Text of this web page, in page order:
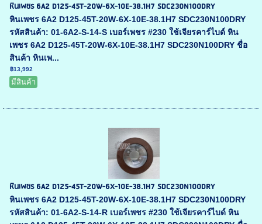
หินเพชร 6A2 D125-45T-20W-6X-10E-38.1H7 SDC230N100DRY
หินเพชร 6A2 D125-45T-20W-6X-10E-38.1H7 SDC230N100DRY
รหัสสินค้า: 01-6A2-S-14-S เบอร์เพชร #230 ใช้เจียรคาร์ไบด์ หิน
เพชร 6A2 D125-45T-20W-6X-10E-38.1H7 SDC230N100DRY ชื่อ
สินค้า หินเพ...
฿13,992
มีสินค้า
หินเพชร 6A2 D125-45T-20W-6X-10E-38.1H7 SDC230N100DRY
หินเพชร 6A2 D125-45T-20W-6X-10E-38.1H7 SDC230N100DRY
รหัสสินค้า: 01-6A2-S-14-R เบอร์เพชร #230 ใช้เจียรคาร์ไบด์ หิน